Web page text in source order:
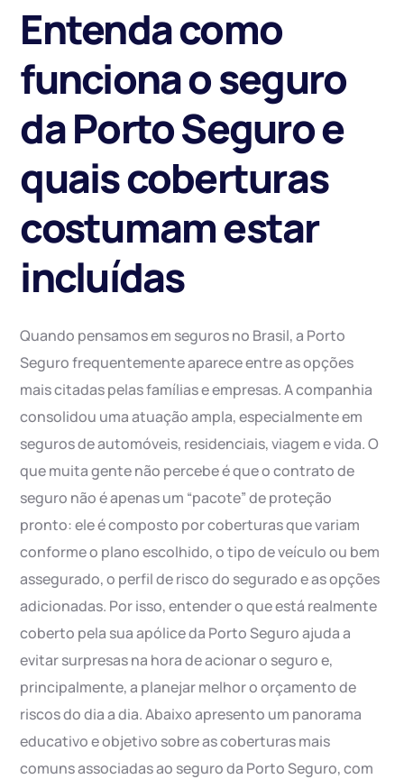
Entenda como
funciona o seguro
da Porto Seguro e
quais coberturas
costumam estar
incluídas
Quando pensamos em seguros no Brasil, a Porto
Seguro frequentemente aparece entre as opções
mais citadas pelas famílias e empresas. A companhia
consolidou uma atuação ampla, especialmente em
seguros de automóveis, residenciais, viagem e vida. O
que muita gente não percebe é que o contrato de
seguro não é apenas um “pacote” de proteção
pronto: ele é composto por coberturas que variam
conforme o plano escolhido, o tipo de veículo ou bem
assegurado, o perfil de risco do segurado e as opções
adicionadas. Por isso, entender o que está realmente
coberto pela sua apólice da Porto Seguro ajuda a
evitar surpresas na hora de acionar o seguro e,
principalmente, a planejar melhor o orçamento de
riscos do dia a dia. Abaixo apresento um panorama
educativo e objetivo sobre as coberturas mais
comuns associadas ao seguro da Porto Seguro, com